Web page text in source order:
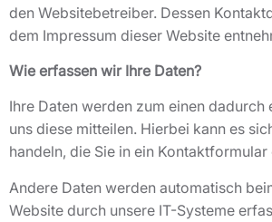
den Websitebetreiber. Dessen
dem Impressum dieser Website
Wie erfassen wir Ihre Daten?
Ihre Daten werden zum einen dadurch
uns diese mitteilen. Hierbei kann es
handeln, die Sie in ein Kontaktformular
Andere Daten werden automatisch
Website durch unsere IT-Systeme